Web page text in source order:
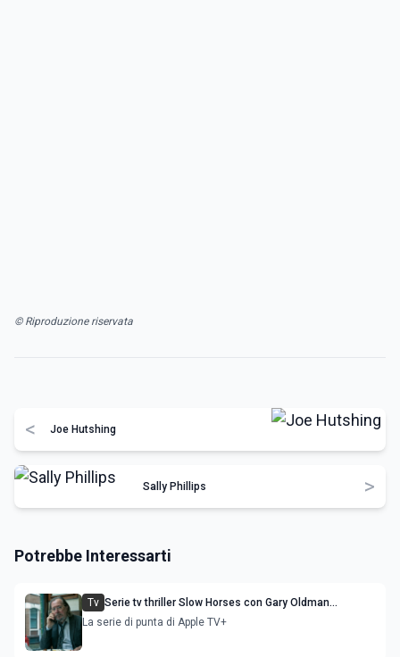
© Riproduzione riservata
< Joe Hutshing
Sally Phillips >
Potrebbe Interessarti
Tv Serie tv thriller Slow Horses con Gary Oldman
stagione 7
La serie di punta di Apple TV+